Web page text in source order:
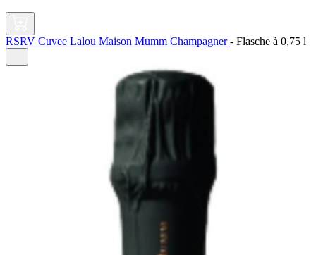
RSRV Cuvee Lalou Maison Mumm Champagner- Flasche à 0,75 l